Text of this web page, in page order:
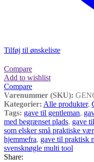
Tilføj til ønskeliste
Compare
Add to wishlist
Compare
Varenummer (SKU):
Kategorier: Alle produkter,
Tags: gave til gentleman,
med begrænset plads, gave
som elsker små praktiske
hjemmefra, gave til praktisk
svensknøgle multi tool
Share: